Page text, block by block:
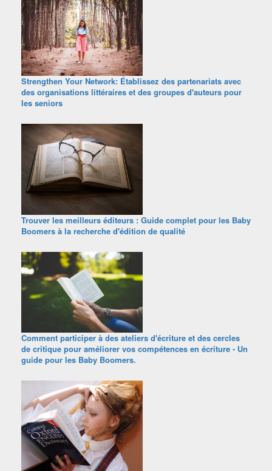
Strengthen Your Network: Établissez des partenariats avec
des organisations littéraires et des groupes d'auteurs pour
les seniors
Trouver les meilleurs éditeurs : Guide complet pour les Baby
Boomers à la recherche d'édition de qualité
Comment participer à des ateliers d'écriture et des cercles
de critique pour améliorer vos compétences en écriture - Un
guide pour les Baby Boomers.